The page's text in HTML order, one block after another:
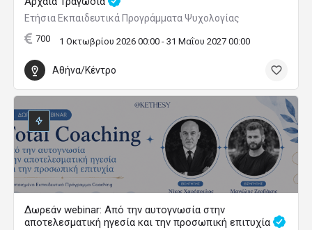
Ετήσια Εκπαιδευτικά Προγράμματα Ψυχολογίας
700 1 Οκτωβρίου 2026 00:00 - 31 Μαΐου 2027 00:00
Αθήνα/Κέντρο
Δωρεάν webinar: Από την αυτογνωσία στην
αποτελεσματική ηγεσία και την προσωπική επιτυχία